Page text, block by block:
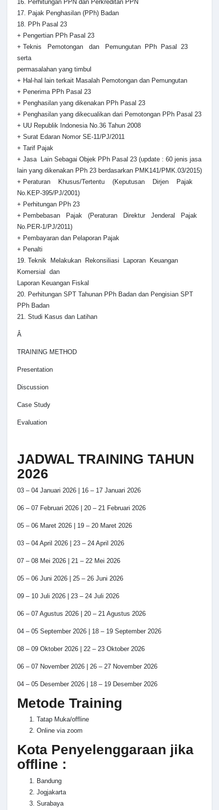
16. Perhitungan PPN dan Perkreditan PPN
17. Pajak Penghasilan (PPh) Badan
18. PPh Pasal 23
+ Pengertian PPh Pasal 23
+ Teknis Pemotongan dan Pemungutan PPh Pasal 23
serta
permasalahan yang timbul
+ Hal-hal lain terkait Masalah Pemotongan dan Pemungutan
+ Penerima PPh Pasal 23
+ Penghasilan yang dikenakan PPh Pasal 23
+ Penghasilan yang dikecualikan dari Pemotongan PPh Pasal 23
+ UU Republik Indonesia No.36 Tahun 2008
+ Surat Edaran Nomor SE-11/PJ/2011
+ Tarif Pajak
+ Jasa Lain Sebagai Objek PPh Pasal 23 (update : 60 jenis jasa
lain yang dikenakan PPh 23 berdasarkan PMK141/PMK.03/2015)
+ Peraturan Khusus/Tertentu (Keputusan Dirjen Pajak
No.KEP-395/PJ/2001)
+ Perhitungan PPh 23
+ Pembebasan Pajak (Peraturan Direktur Jenderal Pajak
No.PER-1/PJ/2011)
+ Pembayaran dan Pelaporan Pajak
+ Penalti
19. Teknik Melakukan Rekonsiliasi Laporan Keuangan
Komersial dan
Laporan Keuangan Fiskal
20. Perhitungan SPT Tahunan PPh Badan dan Pengisian SPT
PPh Badan
21. Studi Kasus dan Latihan
Â
TRAINING METHOD
Presentation
Discussion
Case Study
Evaluation
JADWAL TRAINING TAHUN
2026
03 – 04 Januari 2026 | 16 – 17 Januari 2026
06 – 07 Februari 2026 | 20 – 21 Februari 2026
05 – 06 Maret 2026 | 19 – 20 Maret 2026
03 – 04 April 2026 | 23 – 24 April 2026
07 – 08 Mei 2026 | 21 – 22 Mei 2026
05 – 06 Juni 2026 | 25 – 26 Juni 2026
09 – 10 Juli 2026 | 23 – 24 Juli 2026
06 – 07 Agustus 2026 | 20 – 21 Agustus 2026
04 – 05 September 2026 | 18 – 19 September 2026
08 – 09 Oktober 2026 | 22 – 23 Oktober 2026
06 – 07 November 2026 | 26 – 27 November 2026
04 – 05 Desember 2026 | 18 – 19 Desember 2026
Metode Training
Tatap Muka/offline
Online via zoom
Kota Penyelenggaraan jika
offline :
Bandung
Jogjakarta
Surabaya